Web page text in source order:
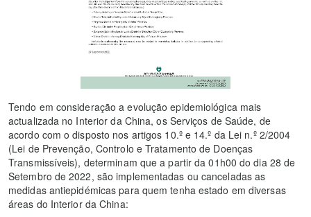
Tendo em consideração a evolução epidemiológica mais
actualizada no Interior da China, os Serviços de Saúde, de
acordo com o disposto nos artigos 10.º e 14.º da Lei n.º 2/2004
(Lei de Prevenção, Controlo e Tratamento de Doenças
Transmissíveis), determinam que a partir da 01h00 do dia 28 de
Setembro de 2022, são implementadas ou canceladas as
medidas antiepidémicas para quem tenha estado em diversas
áreas do Interior da China: